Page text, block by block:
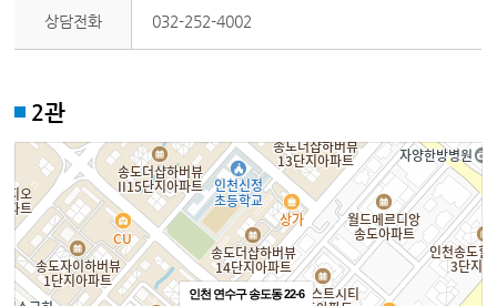
상담전화 032-252-4002
2관
인천 연수구 송도동 22-6